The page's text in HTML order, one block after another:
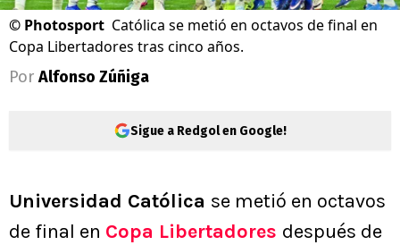
© Photosport Católica se metió en octavos de final en
Copa Libertadores tras cinco años.
Por Alfonso Zúñiga
Sigue a Redgol en Google!
Universidad Católica se metió en octavos
de final en Copa Libertadores después de